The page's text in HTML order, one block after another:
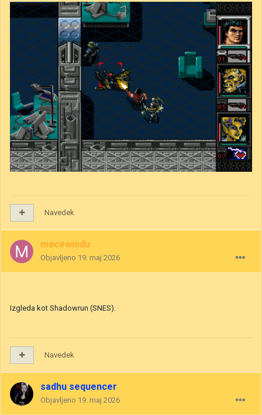
Navedek
macewindu
Objavljeno 19. maj 2026
Izgleda kot Shadowrun (SNES).
Navedek
sadhu sequencer
Objavljeno 19. maj 2026